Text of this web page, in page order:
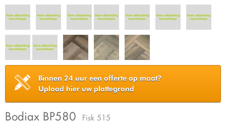
Binnen 24 uur een offerte op maat?
Upload hier uw plattegrond
Bodiax BP580 Fisk 515